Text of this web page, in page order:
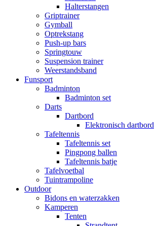
Halterstangen
Griptrainer
Gymball
Optrekstang
Push-up bars
Springtouw
Suspension trainer
Weerstandsband
Funsport
Badminton
Badminton set
Darts
Dartbord
Elektronisch dartbord
Tafeltennis
Tafeltennis set
Pingpong ballen
Tafeltennis batje
Tafelvoetbal
Tuintrampoline
Outdoor
Bidons en waterzakken
Kamperen
Tenten